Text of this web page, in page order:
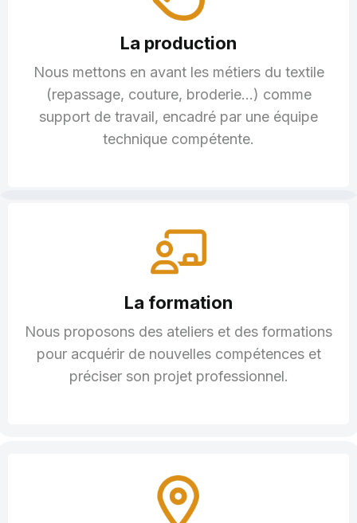
La production
Nous mettons en avant les métiers du textile
(repassage, couture, broderie…) comme
support de travail, encadré par une équipe
technique compétente.
La formation
Nous proposons des ateliers et des formations
pour acquérir de nouvelles compétences et
préciser son projet professionnel.